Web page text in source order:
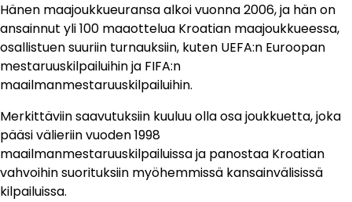
Hänen maajoukkueuransa alkoi vuonna 2006, ja hän on
ansainnut yli 100 maaottelua Kroatian maajoukkueessa,
osallistuen suuriin turnauksiin, kuten UEFA:n Euroopan
mestaruuskilpailuihin ja FIFA:n
maailmanmestaruuskilpailuihin.
Merkittäviin saavutuksiin kuuluu olla osa joukkuetta, joka
pääsi välieriin vuoden 1998
maailmanmestaruuskilpailuissa ja panostaa Kroatian
vahvoihin suorituksiin myöhemmissä kansainvälisissä
kilpailuissa.